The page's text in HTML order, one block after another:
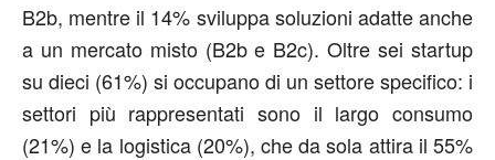
B2b, mentre il 14% sviluppa soluzioni adatte anche
a un mercato misto (B2b e B2c). Oltre sei startup
su dieci (61%) si occupano di un settore specifico: i
settori più rappresentati sono il largo consumo
(21%) e la logistica (20%), che da sola attira il 55%